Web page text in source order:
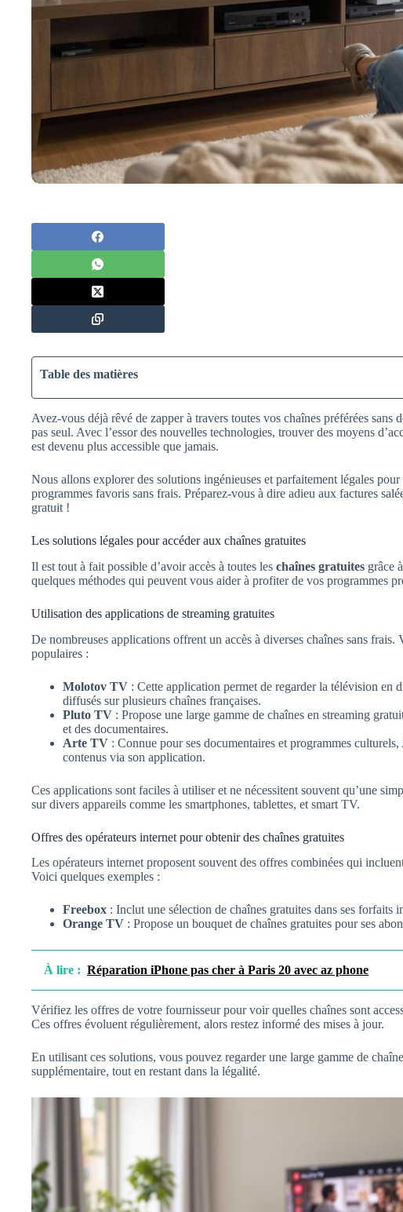
Table des matières
Avez-vous déjà rêvé de zapper à travers toutes vos chaînes préférées sans
pas seul. Avec l’essor des nouvelles technologies, trouver des moyens
est devenu plus accessible que jamais.
Nous allons explorer des solutions ingénieuses et parfaitement légales
programmes favoris sans frais. Préparez-vous à dire adieu aux factures
gratuit !
Les solutions légales pour accéder aux chaînes gratuites
Il est tout à fait possible d’avoir accès à toutes les chaînes gratuites grâce
quelques méthodes qui peuvent vous aider à profiter de vos programmes
Utilisation des applications de streaming gratuites
De nombreuses applications offrent un accès à diverses chaînes sans frais.
populaires :
Molotov TV : Cette application permet de regarder la télévision en
diffusés sur plusieurs chaînes françaises.
Pluto TV : Propose une large gamme de chaînes en streaming
et des documentaires.
Arte TV : Connue pour ses documentaires et programmes
contenus via son application.
Ces applications sont faciles à utiliser et ne nécessitent souvent qu’une
sur divers appareils comme les smartphones, tablettes, et smart TV.
Offres des opérateurs internet pour obtenir des chaînes gratuites
Les opérateurs internet proposent souvent des offres combinées qui
Voici quelques exemples :
Freebox : Inclut une sélection de chaînes gratuites dans ses forfaits
Orange TV : Propose un bouquet de chaînes gratuites pour ses
À lire : Réparation iPhone pas cher à Paris 20 avec az phone
Vérifiez les offres de votre fournisseur pour voir quelles chaînes sont
Ces offres évoluent régulièrement, alors restez informé des mises à jour.
En utilisant ces solutions, vous pouvez regarder une large gamme de
supplémentaire, tout en restant dans la légalité.